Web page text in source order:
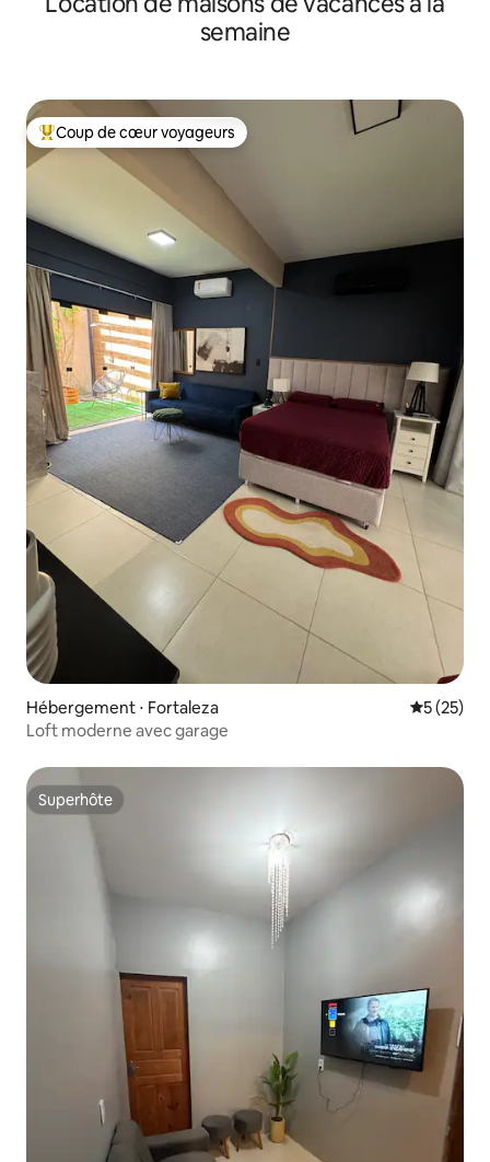
semaine
Coups de cœur voyageurs les plus appréciés
Coup de cœur voyageurs
Hébergement ⋅ Fortaleza
5 (25)
Loft moderne avec garage
Superhôte
Superhôte